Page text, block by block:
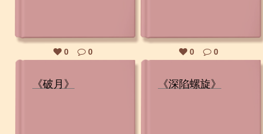
0 0 0 0
《破月》 《深陷螺旋》